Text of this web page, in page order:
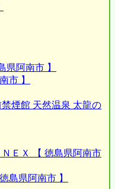
県阿南市 】
市 】
煙館 天然温泉 太龍の
ＥＸ 【 徳島県阿南市
島県阿南市 】